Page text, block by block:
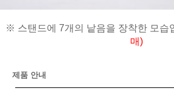
※ 스탠드에 7개의 낱음을 장착한 모습
매)
제품 안내